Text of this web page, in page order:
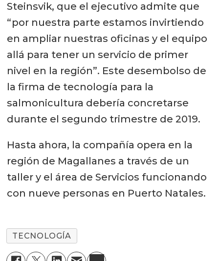
Steinsvik, que el ejecutivo admite que
“por nuestra parte estamos invirtiendo
en ampliar nuestras oficinas y el equipo
allá para tener un servicio de primer
nivel en la región”. Este desembolso de
la firma de tecnología para la
salmonicultura debería concretarse
durante el segundo trimestre de 2019.
Hasta ahora, la compañía opera en la
región de Magallanes a través de un
taller y el área de Servicios funcionando
con nueve personas en Puerto Natales.
TECNOLOGÍA